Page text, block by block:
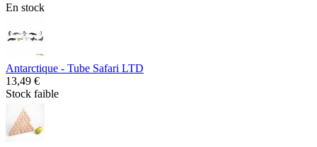
En stock
Antarctique - Tube Safari LTD
13,49 €
Stock faible